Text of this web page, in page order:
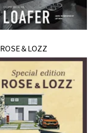
ROSE＆LOZZ